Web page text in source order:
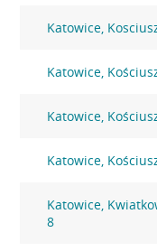
Katowice,
Katowice,
Katowice,
Katowice,
Katowice,
8